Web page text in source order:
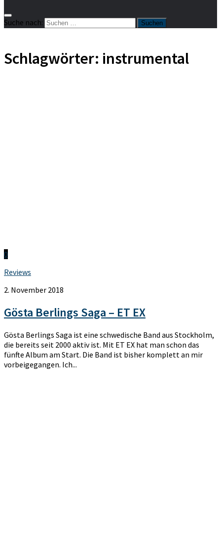
Suche nach:
Schlagwörter: instrumental
0
Reviews
2. November 2018
Gösta Berlings Saga – ET EX
Gösta Berlings Saga ist eine schwedische Band aus Stockholm,
die bereits seit 2000 aktiv ist. Mit ET EX hat man schon das
fünfte Album am Start. Die Band ist bisher komplett an mir
vorbeigegangen. Ich...